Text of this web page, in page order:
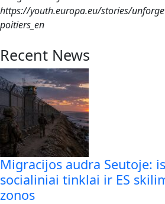
https://youth.europa.eu/stories/
poitiers_en
Recent News
Migracijos audra Seutoje:
socialiniai tinklai ir ES
zonos